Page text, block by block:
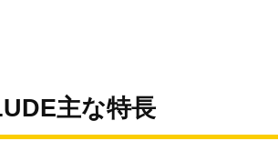
主な特長